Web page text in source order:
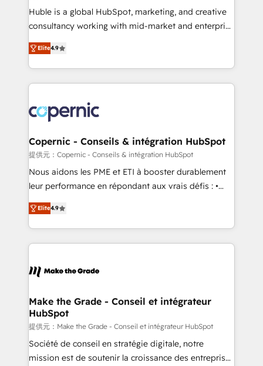
Get your sales team fully using HubSpot • Track
pipeline and revenue across the entire buyer journey
growth • Create content and videos that attract
buyers • Use AI to scale smarter Our coaching-led
lasts. So if you're ready to become the most trusted
voice in your market, let’s talk.
Huble is a global HubSpot, marketing, and creative
consultancy working with mid-market and enterprise
businesses. We go beyond implementation, shaping
the strategy, processes, and teams that turn
HubSpot into a genuine growth engine. Named
HubSpot's Global Partner of the Year in 2024,
worldwide, and with over 15 years in the ecosystem,
Huble has built a track record that speaks for itself.
One company, one operating model, delivering
across offices and consulting teams in the UK, USA,
Canada, Germany, France, Belgium, Singapore, and
South Africa. Certified compliant with ISO/IEC
international offices and 175+ employees.
Elite4.9
Copernic - Conseils & intégration HubSpot
提供元：Copernic - Conseils & intégration HubSpot
Nous aidons les PME et ETI à booster durablement
leur performance en répondant aux vrais défis : •
Intégration de HubSpot avec d’autres outils (ERP,
téléphonie, etc.) • Alignement des équipes grâce à un
outil et des données partagées • Amélioration de la
collecte et de l’analyse des données pour des
de la productivité des équipes Notre équipe de 30
avec un engagement total, alignant processus
métiers et technologie, et guidant vos équipes à
travers le changement, tout en centrant vos objectifs
d’entreprise. Grâce à une méthodologie éprouvée
auprès de plus de 400 clients, nous comprenons
Elite4.9
Make the Grade - Conseil et intégrateur
HubSpot
提供元：Make the Grade - Conseil et intégrateur HubSpot
Société de conseil en stratégie digitale, notre
mission est de soutenir la croissance des entreprises